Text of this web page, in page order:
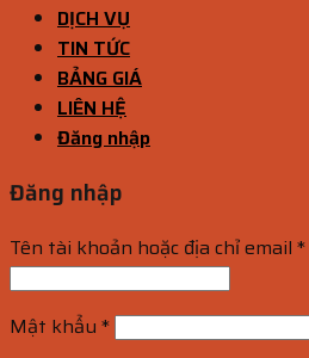
DỊCH VỤ
TIN TỨC
BẢNG GIÁ
LIÊN HỆ
Đăng nhập
Đăng nhập
Tên tài khoản hoặc địa chỉ email *
Mật khẩu *